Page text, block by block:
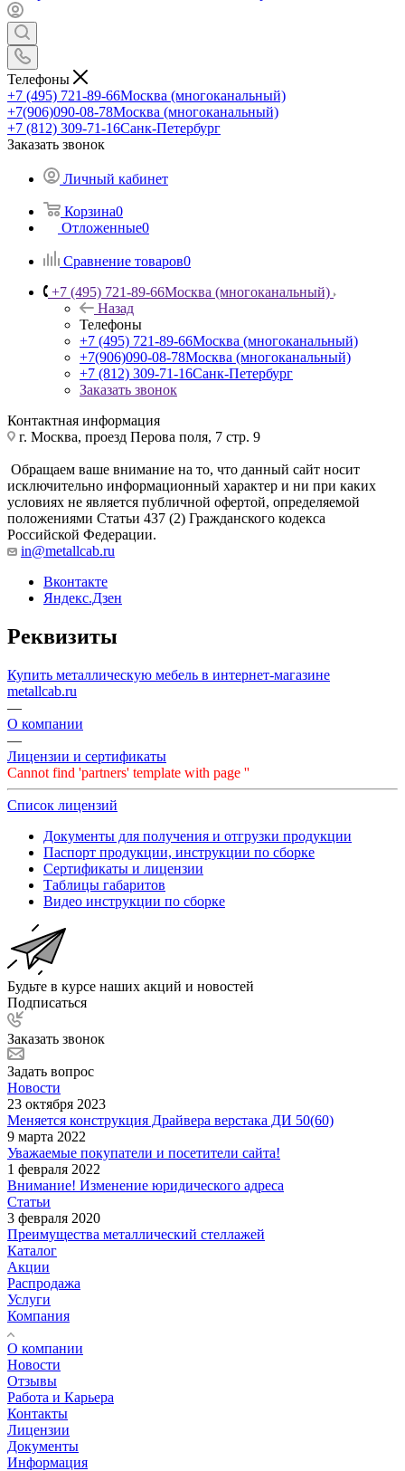
Телефоны
+7 (495) 721-89-66Москва (многоканальный)
+7(906)090-08-78Москва (многоканальный)
+7 (812) 309-71-16Санк-Петербург
Заказать звонок
Личный кабинет
Корзина0
Отложенные0
Сравнение товаров0
+7 (495) 721-89-66Москва (многоканальный)
Назад
Телефоны
+7 (495) 721-89-66Москва (многоканальный)
+7(906)090-08-78Москва (многоканальный)
+7 (812) 309-71-16Санк-Петербург
Заказать звонок
Контактная информация
г. Москва, проезд Перова поля, 7 стр. 9
Обращаем ваше внимание на то, что данный сайт носит
исключительно информационный характер и ни при каких
условиях не является публичной офертой, определяемой
положениями Статьи 437 (2) Гражданского кодекса
Российской Федерации.
in@metallcab.ru
Вконтакте
Яндекс.Дзен
Реквизиты
Купить металлическую мебель в интернет-магазине
metallcab.ru
—
О компании
—
Лицензии и сертификаты
Cannot find 'partners' template with page ''
Список лицензий
Документы для получения и отгрузки продукции
Паспорт продукции, инструкции по сборке
Сертификаты и лицензии
Таблицы габаритов
Видео инструкции по сборке
Будьте в курсе наших акций и новостей
Подписаться
Заказать звонок
Задать вопрос
Новости
23 октября 2023
Меняется конструкция Драйвера верстака ДИ 50(60)
9 марта 2022
Уважаемые покупатели и посетители сайта!
1 февраля 2022
Внимание! Изменение юридического адреса
Статьи
3 февраля 2020
Преимущества металлический стеллажей
Каталог
Акции
Распродажа
Услуги
Компания
О компании
Новости
Отзывы
Работа и Карьера
Контакты
Лицензии
Документы
Информация